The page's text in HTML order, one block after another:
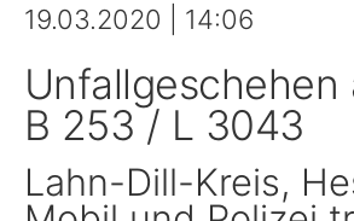
Katastrophenschutz
Schule, Bildung & Förderung
19.03.2020 | 14:06
Unfallgeschehen
B 253 / L 3043
Lahn-Dill-Kreis,